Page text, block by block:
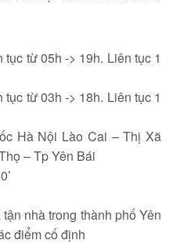
từ 05h -> 19h. Liên tục 1
từ 03h -> 18h. Liên tục 1
Hà Nội Lào Cai – Thị Xã
– Tp Yên Bái
nhà trong thành phố Yên
điểm cố định